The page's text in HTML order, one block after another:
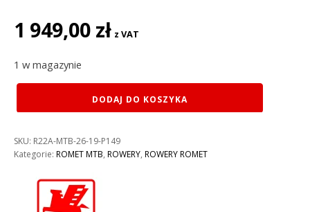
1 949,00 zł z VAT
1 w magazynie
ROWER
R6.1
KOLOR:
DODAJ DO KOSZYKA
SKU: R22A-MTB-26-19-P149
Kategorie: ROMET MTB, ROWERY, ROWERY ROMET